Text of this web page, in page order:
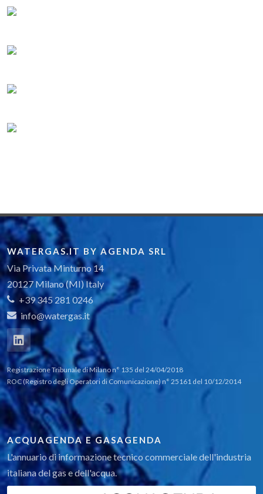
WATERGAS.IT BY AGENDA SRL
Via Privata Minturno 14
20127 Milano (MI) Italy
+39 345 281 0246
info@watergas.it
Registrazione Tribunale di Milano n° 135 del 24/04/2018
ROC (Registro degli Operatori di Comunicazione) n° 25161 del 10/12/2014
ACQUAGENDA E GASAGENDA
L'annuario di informazione tecnico commerciale dell'industria
italiana del gas e dell'acqua.